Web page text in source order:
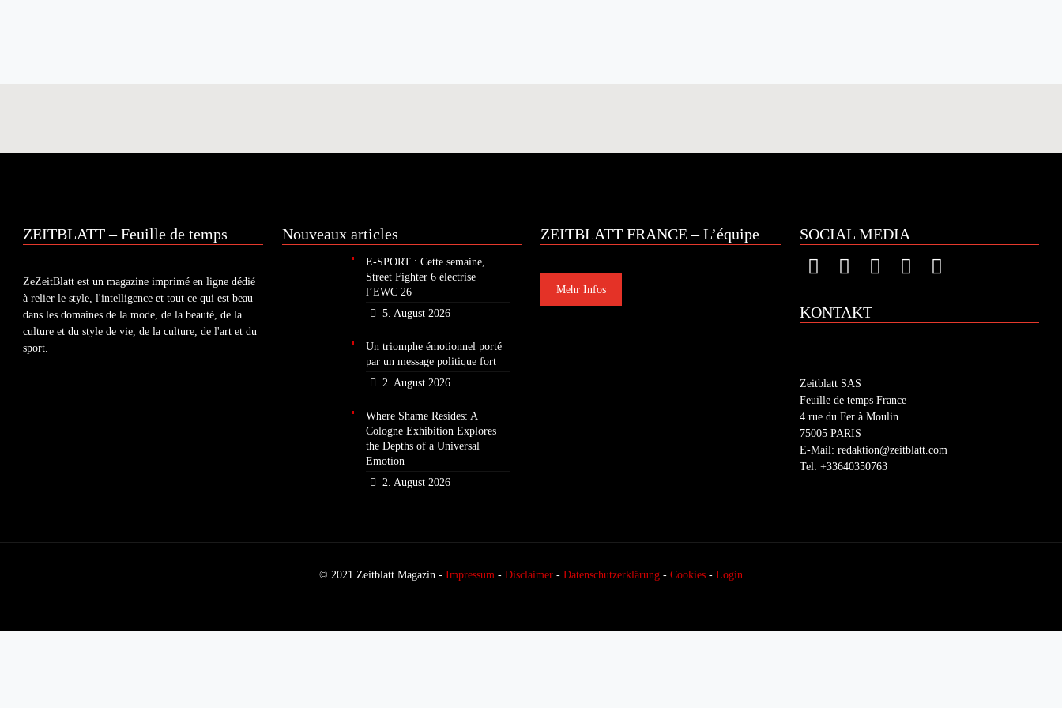
ZEITBLATT – Feuille de temps
ZeZeitBlatt est un magazine imprimé en ligne dédié
à relier le style, l'intelligence et tout ce qui est beau
dans les domaines de la mode, de la beauté, de la
culture et du style de vie, de la culture, de l'art et du
sport.
Nouveaux articles
E-SPORT : Cette semaine,
Street Fighter 6 électrise
l’EWC 26
5. August 2026
Un triomphe émotionnel porté
par un message politique fort
2. August 2026
Where Shame Resides: A
Cologne Exhibition Explores
the Depths of a Universal
Emotion
2. August 2026
ZEITBLATT FRANCE – L’équipe
Mehr Infos
SOCIAL MEDIA
KONTAKT
Zeitblatt SAS
Feuille de temps France
4 rue du Fer à Moulin
75005 PARIS
E-Mail: redaktion@zeitblatt.com
Tel: +33640350763
© 2021 Zeitblatt Magazin - Impressum - Disclaimer - Datenschutzerklärung - Cookies - Login